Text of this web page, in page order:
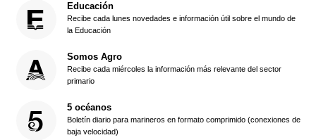
Educación
Recibe cada lunes novedades e información útil sobre el mundo de
la Educación
Somos Agro
Recibe cada miércoles la información más relevante del sector
primario
5 océanos
Boletín diario para marineros en formato comprimido (conexiones de
baja velocidad)